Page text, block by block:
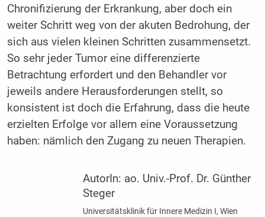
Chronifizierung der Erkrankung, aber doch ein
weiter Schritt weg von der akuten Bedrohung, der
sich aus vielen kleinen Schritten zusammensetzt.
So sehr jeder Tumor eine differenzierte
Betrachtung erfordert und den Behand­ler vor
jeweils andere Herausforderungen stellt, so
konsistent ist doch die Erfahrung, dass die heute
erzielten Erfolge vor allem eine Voraussetzung
haben: nämlich den Zugang zu neuen Therapien.
AutorIn: ao. Univ.-Prof. Dr. Günther
Steger
Universitätsklinik für Innere Medizin I, Wien